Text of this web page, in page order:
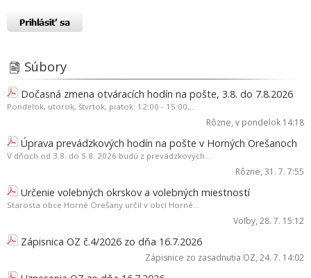
Súbory
Dočasná zmena otváracích hodín na pošte, 3.8. do 7.8.2026
Pondelok, utorok, štvrtok, piatok: 12:00 - 15:00,...
Rôzne, v pondelok 14:18
Úprava prevádzkových hodín na pošte v Horných Orešanoch
V dňoch od 3.8. do 5.8. 2026 budú z prevádzkových...
Rôzne, 31. 7. 7:55
Určenie volebných okrskov a volebných miestností
Starosta obce Horné Orešany určil v obci Horné...
Voľby, 28. 7. 15:12
Zápisnica OZ č.4/2026 zo dňa 16.7.2026
Zápisnice zo zasadnutia OZ, 24. 7. 14:02